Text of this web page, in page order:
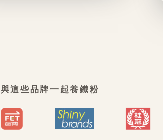
與這些品牌一起養鐵粉